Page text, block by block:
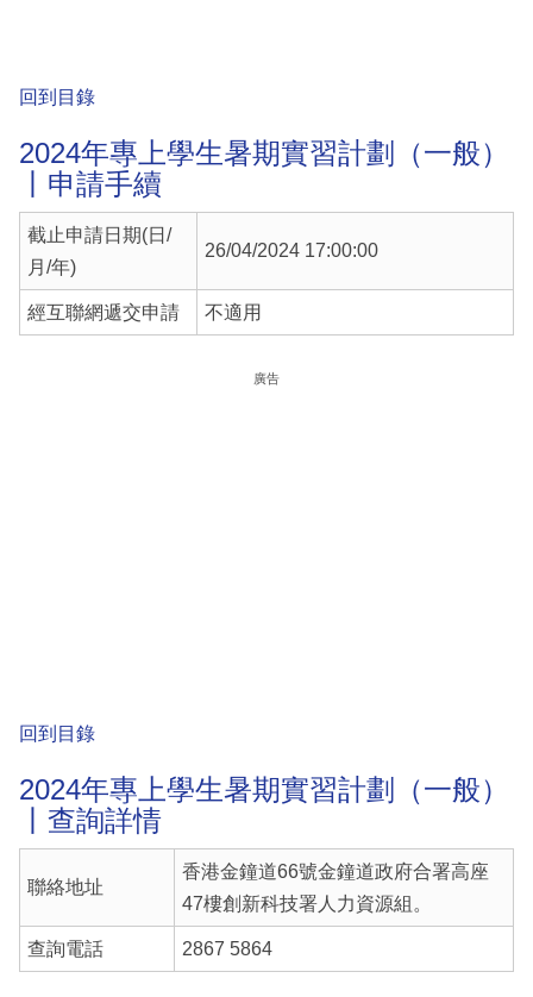
回到目錄
2024年專上學生暑期實習計劃（一般）
丨申請手續
截止申請日期(日/
月/年)
26/04/2024 17:00:00
經互聯網遞交申請 不適用
廣告
回到目錄
2024年專上學生暑期實習計劃（一般）
丨查詢詳情
聯絡地址
香港金鐘道66號金鐘道政府合署高座
47樓創新科技署人力資源組。
查詢電話 2867 5864